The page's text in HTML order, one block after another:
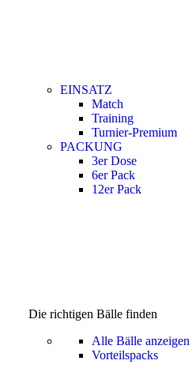
EINSATZ
Match
Training
Turnier-Premium
PACKUNG
3er Dose
6er Pack
12er Pack
Die richtigen Bälle finden
Alle Bälle anzeigen
Vorteilspacks